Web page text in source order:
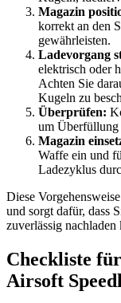
Magazin
korrekt an den
gewährleisten.
Ladevorgang
elektrisch oder
Achten Sie
Kugeln zu
Überprüfen:
um Überfüllung
Magazin
Waffe ein und
Ladezyklus
Diese
und sorgt dafür, dass
zuverlässig nachladen
Checkliste
Airsoft